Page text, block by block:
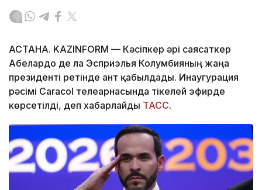
АСТАНА. KAZINFORM — Кәсіпкер әрі саясаткер
Абелардо де ла Эсприэлья Колумбияның жаңа
президенті ретінде ант қабылдады. Инаугурация
рәсімі Caracol телеарнасында тікелей эфирде
көрсетілді, деп хабарлайды ТАСС.